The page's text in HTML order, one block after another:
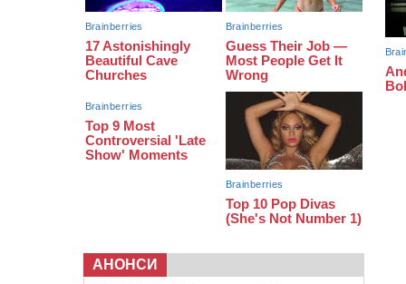
08:57 На Уманщині підрядника
зобов’язали сплатити понад 670
тис грн штрафу за незаконні зміни
до договору
08:20 Обрано претендента на посаду
директора Мокрокалигірського
психоневрологічного інтернату
АНОНСИ